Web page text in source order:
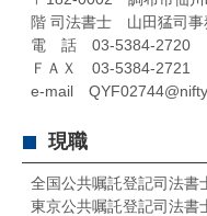
階 司法書士 山田猛司事
電 話 03-5384-2720
ＦＡＸ 03-5384-2721
e-mail
現職
全国公共嘱託登記司法書
東京公共嘱託登記司法書